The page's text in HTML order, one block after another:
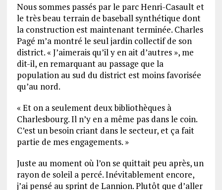
Nous sommes passés par le parc Henri-Casault et
le très beau terrain de baseball synthétique dont
la construction est maintenant terminée. Charles
Pagé m’a montré le seul jardin collectif de son
district. « J’aimerais qu’il y en ait d’autres », me
dit-il, en remarquant au passage que la
population au sud du district est moins favorisée
qu’au nord.
« Et on a seulement deux bibliothèques à
Charlesbourg. Il n’y en a même pas dans le coin.
C’est un besoin criant dans le secteur, et ça fait
partie de mes engagements. »
Juste au moment où l’on se quittait peu après, un
rayon de soleil a percé. Inévitablement encore,
j’ai pensé au sprint de Lannion. Plutôt que d’aller